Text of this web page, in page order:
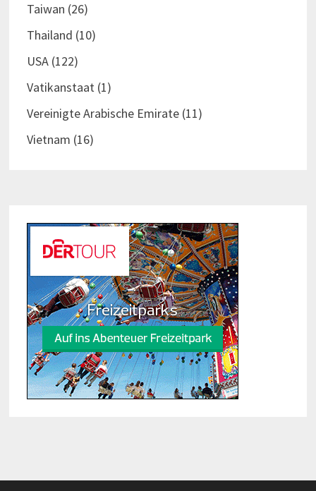
Taiwan (26)
Thailand (10)
USA(122)
Vatikanstaat(1)
Vereinigte Arabische Emirate(11)
Vietnam (16)